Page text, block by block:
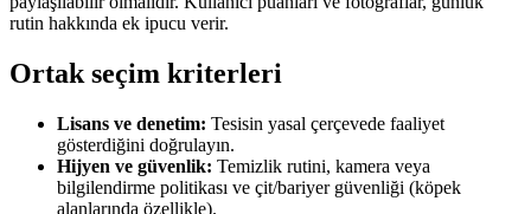
rutin hakkında ek ipucu verir.
Ortak seçim kriterleri
Lisans ve denetim: Tesisin yasal çerçevede faaliyet
gösterdiğini doğrulayın.
Hijyen ve güvenlik: Temizlik rutini, kamera veya
bilgilendirme politikası ve çit/bariyer güvenliği (köpek
alanlarında özellikle).